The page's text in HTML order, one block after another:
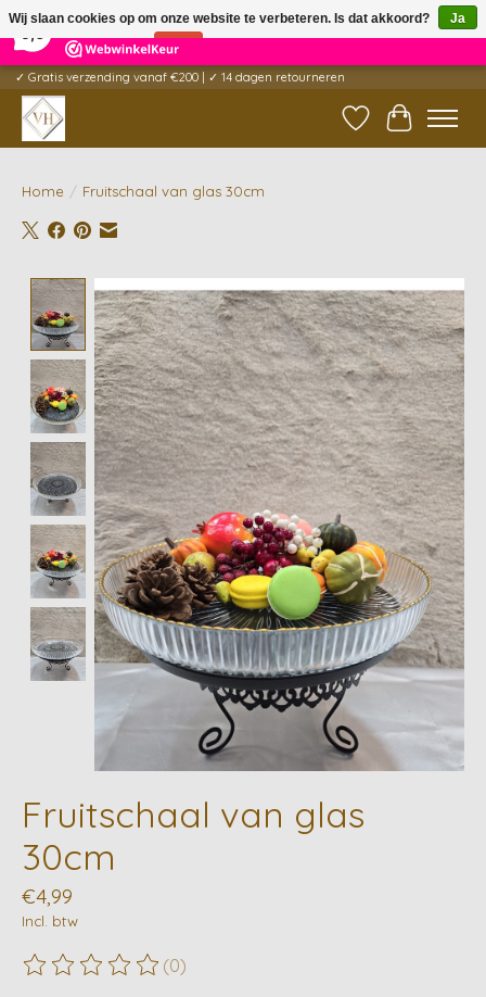
5 Reviews ×
✓ Gratis verzending vanaf €200 | ✓ 14 dagen retourneren
Verlanglijst
Home / Fruitschaal van glas 30cm
Product image slideshow Items
Fruitschaal van glas
30cm
€4,99
Incl. btw
De beoordeling van dit product is
(0)
Wij slaan cookies op om onze website te verbeteren. Is dat akkoord?
Ja
Nee